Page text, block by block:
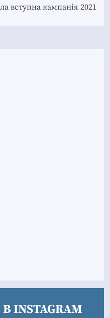
вступна кампанія 2021
INSTAGRAM